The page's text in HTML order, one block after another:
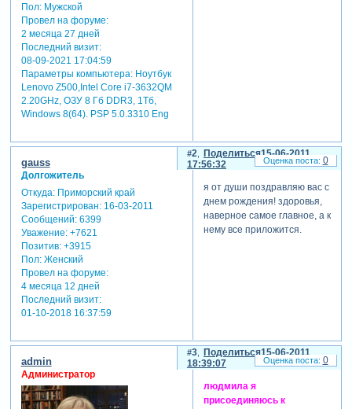
Пол:Мужской
Провел на форуме:
2 месяца 27 дней
Последний визит:
08-09-2021 17:04:59
Параметры компьютера:Ноутбук
Lenovo Z500,Intel Core i7-3632QM
2.20GHz, ОЗУ 8 Гб DDR3, 1Тб,
Windows 8(64). PSP 5.0.3310 Eng
Поделиться
2
15-06-2011
17:56:32
gauss
Долгожитель
Откуда:Приморский край
Зарегистрирован: 16-03-2011
Сообщений:6399
Уважение: +7621
Позитив: +3915
Пол:Женский
Провел на форуме:
4 месяца 12 дней
Последний визит:
01-10-2018 16:37:59
я от души поздравляю вас с
днем рождения! здоровья,
наверное самое главное, а к
нему все приложится.
0
Поделиться
3
15-06-2011
18:39:07
admin
Администратор
людмила я
присоединяюсь к
0